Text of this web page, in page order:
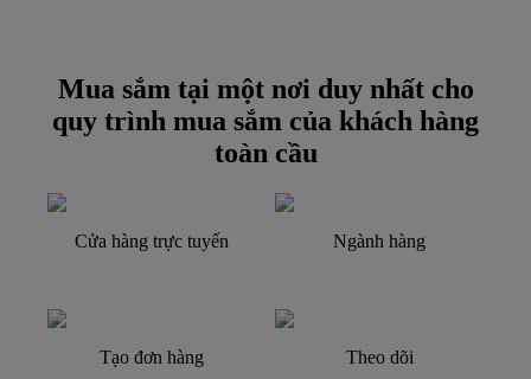
Mua sắm tại một nơi duy nhất cho
quy trình mua sắm của khách hàng
toàn cầu
Cửa hàng trực tuyến Ngành hàng
Tạo đơn hàng Theo dõi